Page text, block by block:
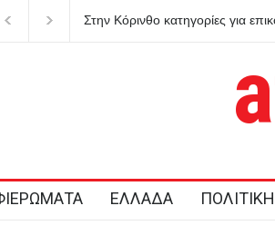
«κουρτίνα» με έργα
Μυστράς:
ΕΛΛΑΔΑ ΠΟΛΙΤΙΚΗ